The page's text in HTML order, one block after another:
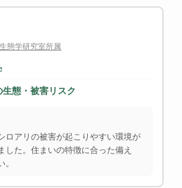
態学研究室所属
態・被害リスク
ロアリの被害が起こりやすい環境が
した。住まいの特徴に合った備え